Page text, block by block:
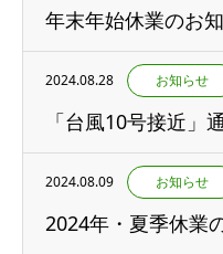
年末年始休業のお
2024.08.28 お知らせ
「台風10号接近」
2024.08.09 お知らせ
2024年・夏季休業